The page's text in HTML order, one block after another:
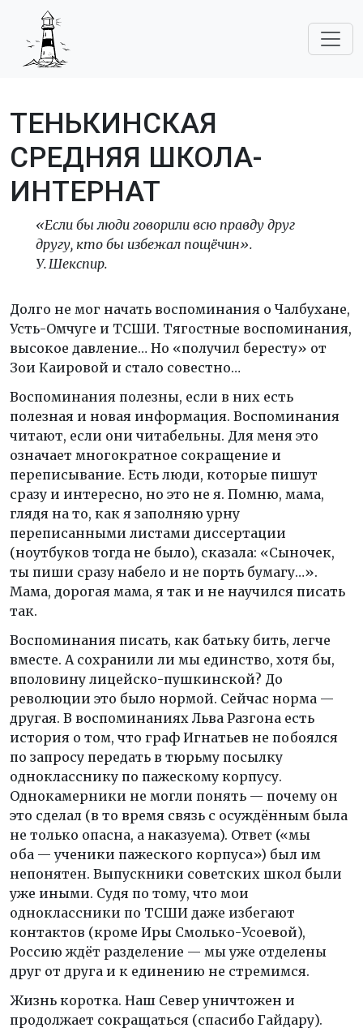
ТЕНЬКИНСКАЯ
СРЕДНЯЯ ШКОЛА-
ИНТЕРНАТ
«Если бы люди говорили всю правду друг
другу, кто бы избежал пощёчин».
У. Шекспир.
Долго не мог начать воспоминания о Чалбухане,
Усть-Омчуге и ТСШИ. Тягостные воспоминания,
высокое давление… Но «получил бересту» от
Зои Каировой и стало совестно…
Воспоминания полезны, если в них есть
полезная и новая информация. Воспоминания
читают, если они читабельны. Для меня это
означает многократное сокращение и
переписывание. Есть люди, которые пишут
сразу и интересно, но это не я. Помню, мама,
глядя на то, как я заполняю урну
переписанными листами диссертации
(ноутбуков тогда не было), сказала: «Сыночек,
ты пиши сразу набело и не порть бумагу…».
Мама, дорогая мама, я так и не научился писать
так.
Воспоминания писать, как батьку бить, легче
вместе. А сохранили ли мы единство, хотя бы,
вполовину лицейско-пушкинской? До
революции это было нормой. Сейчас норма —
другая. В воспоминаниях Льва Разгона есть
история о том, что граф Игнатьев не побоялся
по запросу передать в тюрьму посылку
однокласснику по пажескому корпусу.
Однокамерники не могли понять — почему он
это сделал (в то время связь с осуждённым была
не только опасна, а наказуема). Ответ («мы
оба — ученики пажеского корпуса») был им
непонятен. Выпускники советских школ были
уже иными. Судя по тому, что мои
одноклассники по ТСШИ даже избегают
контактов (кроме Иры Смолько-Усоевой),
Россию ждёт разделение — мы уже отделены
друг от друга и к единению не стремимся.
Жизнь коротка. Наш Север уничтожен и
продолжает сокращаться (спасибо Гайдару).